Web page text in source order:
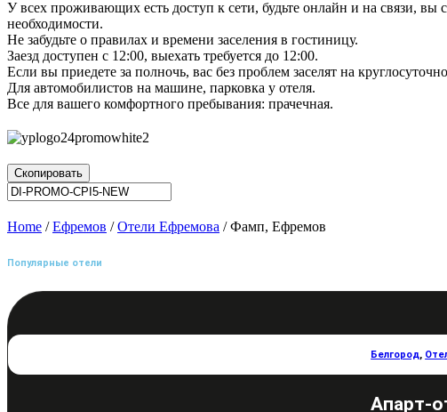
У всех проживающих есть доступ к сети, будьте онлайн и на связи, вы
необходимости.
Не забудьте о правилах и времени заселения в гостиницу.
Заезд доступен с 12:00, выехать требуется до 12:00.
Если вы приедете за полночь, вас без проблем заселят на
Для автомобилистов на машине, парковка у отеля.
Все для вашего комфортного пребывания: прачечная.
Скопировать
Home /Ефремов /Отели Ефремова / Фамп, Ефремов
Популярные отели
Белгород,
Апарт-